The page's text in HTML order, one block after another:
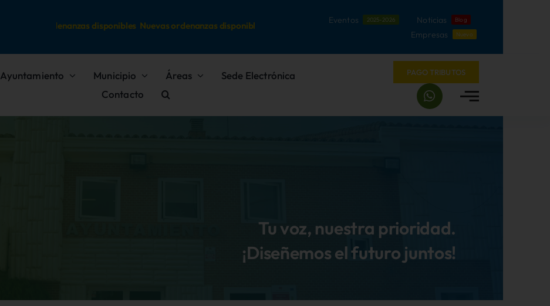
Nuevas ordenanzas disponibles Nuevas ordenanzas disponibles Eventos 2025-2026 Noticias Blog
Empresas Nuevo
Ayuntamiento Municipio Áreas
Sede Electrónica
Contacto
PAGO TRIBUTOS
Tu voz, nuestra prioridad.
¡Diseñemos el futuro juntos!